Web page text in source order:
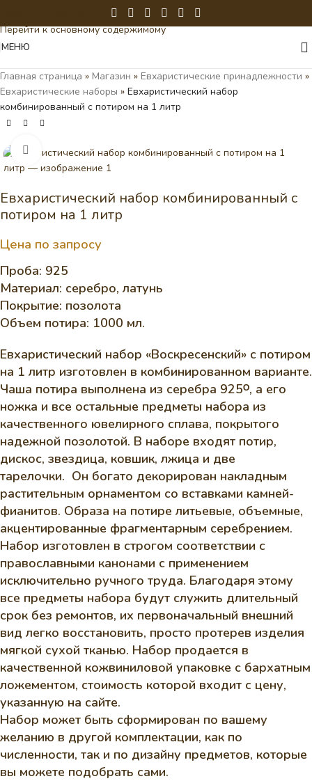
Перейти к основному содержимому
МЕНЮ
Главная страница » Магазин » Евхаристические принадлежности »
Евхаристические наборы » Евхаристический набор
комбинированный с потиром на 1 литр
Нажмите, чтобы увеличить
Евхаристический набор комбинированный с
потиром на 1 литр
Цена по запросу
Проба: 925
Материал: серебро, латунь
Покрытие: позолота
Объем потира: 1000 мл.
Евхаристический набор «Воскресенский» с потиром
на 1 литр изготовлен в комбинированном варианте.
Чаша потира выполнена из серебра 925ᴼ, а его
ножка и все остальные предметы набора из
качественного ювелирного сплава, покрытого
надежной позолотой. В наборе входят потир,
дискос, звездица, ковшик, лжица и две
тарелочки. Он богато декорирован накладным
растительным орнаментом со вставками камней-
фианитов. Образа на потире литьевые, объемные,
акцентированные фрагментарным серебрением.
Набор изготовлен в строгом соответствии с
православными канонами с применением
исключительно ручного труда. Благодаря этому
все предметы набора будут служить длительный
срок без ремонтов, их первоначальный внешний
вид легко восстановить, просто протерев изделия
мягкой сухой тканью. Набор продается в
качественной кожвиниловой упаковке с бархатным
ложементом, стоимость которой входит с цену,
указанную на сайте.
Набор может быть сформирован по вашему
желанию в другой комплектации, как по
численности, так и по дизайну предметов, которые
вы можете подобрать сами.